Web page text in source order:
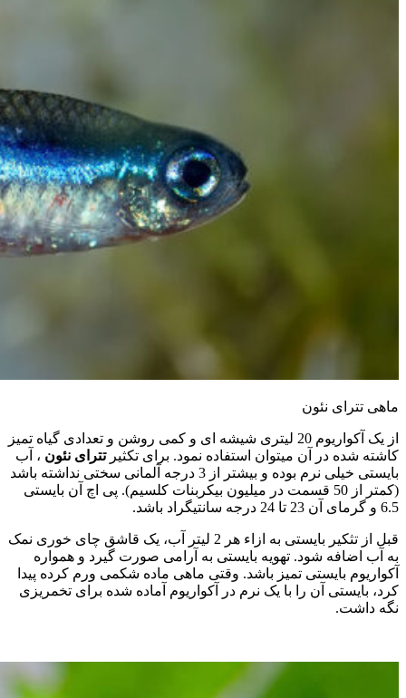
ماهی تترای نئون
از یک آکواریوم 20 لیتری شیشه ای و کمی روشن و تعدادی گیاه تمیز
کاشته شده در آن میتوان استفاده نمود. برای تکثیرتترای نئون ، آب
بایستی خیلی نرم بوده و بیشتر از 3 درجه آلمانی سختی نداشته باشد
(کمتر از 50 قسمت در میلیون بیکربنات کلسیم). پی اچ آن بایستی
6.5 و گرمای آن 23 تا 24 درجه سانتیگراد باشد.
قبل از تثکیر بایستی به ازاء هر 2 لیتر آب، یک قاشق چای خوری نمک
به آب اضافه شود. تهویه بایستی به آرامی صورت گیرد و همواره
آکواریوم بایستی تمیز باشد. وقتی ماهی ماده شکمی ورم کرده پیدا
کرد، بایستی آن را با یک نرم در آکواریوم آماده شده برای تخمریزی
نگه داشت.